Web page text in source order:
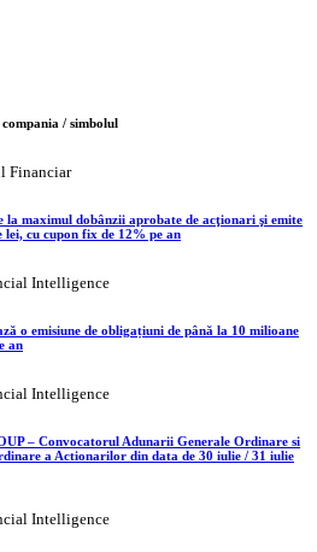
/ simbolul
Financiar
maximul dobânzii aprobate de acţionari şi emite
cu cupon fix de 12% pe an
Intelligence
o emisiune de obligațiuni de până la 10 milioane
an
Intelligence
– Convocatorul Adunarii Generale Ordinare si
a Actionarilor din data de 30 iulie / 31 iulie
Intelligence